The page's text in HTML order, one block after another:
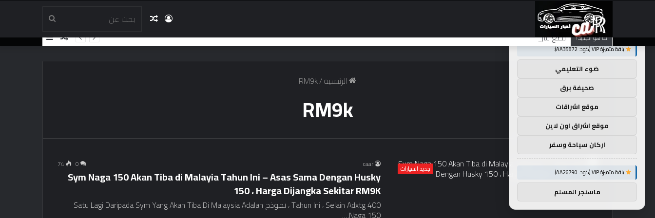
بحث مقالتسجيل
ما هو الجديد؟ تضع شركة BMW منافستها من الفئة G في حالة انتظار مع وصول الرياح المعاكسة في الصين إلى موطنها
إضافةمقال
الرئيسية/
RM9k
RM9k
جديد السيارات caar
0
74
Sym Naga 150 Akan Tiba di Malayia Tahun Ini – Asas Sama Dengan Husky
150 ، Harga Dijangka Sekitar RM9K
Tahun Ini ، Selain Adxtg 400 ، نموذج Satu Lagi Daripada Sym Yang Akan Tiba Di Malaysia Adalah
Naga 150.…
توصيات :
باقة متميزة VIP (كود: AA35872):
ضوء التعليمي
صحيفة برق
موقع اشراقات
موقع اشراق اون لاين
اركان سياحة وسفر
باقة متميزة VIP (كود: AA26790):
ماسنجر المسلم